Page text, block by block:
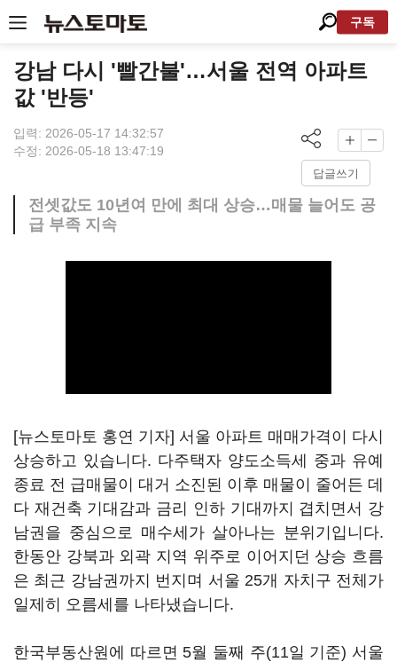
구독
강남 다시 '빨간불'…서울 전역 아파트
값 '반등'
입력: 2026-05-17 14:32:57
수정: 2026-05-18 13:47:19
답글쓰기
전셋값도 10년여 만에 최대 상승…매물 늘어도 공
급 부족 지속
[뉴스토마토 홍연 기자] 서울 아파트 매매가격이 다시
상승하고 있습니다. 다주택자 양도소득세 중과 유예
종료 전 급매물이 대거 소진된 이후 매물이 줄어든 데
다 재건축 기대감과 금리 인하 기대까지 겹치면서 강
남권을 중심으로 매수세가 살아나는 분위기입니다.
한동안 강북과 외곽 지역 위주로 이어지던 상승 흐름
은 최근 강남권까지 번지며 서울 25개 자치구 전체가
일제히 오름세를 나타냈습니다.
한국부동산원에 따르면 5월 둘째 주(11일 기준) 서울